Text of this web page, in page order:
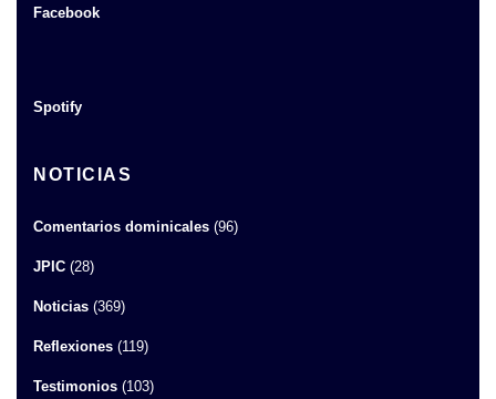
Facebook
Spotify
NOTICIAS
Comentarios dominicales (96)
JPIC (28)
Noticias (369)
Reflexiones (119)
Testimonios (103)